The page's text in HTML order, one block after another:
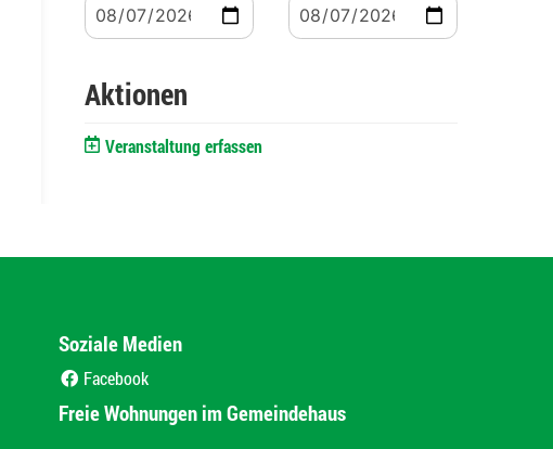
Aktionen
Veranstaltung erfassen
Soziale Medien
Facebook
Freie Wohnungen im Gemeindehaus